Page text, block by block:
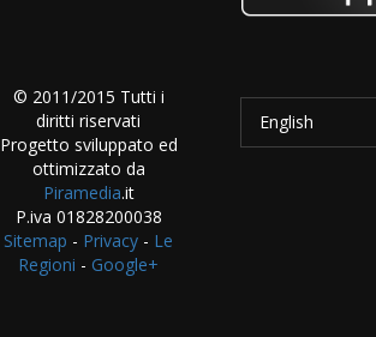
© 2011/2015 Tutti i
diritti riservati
Progetto sviluppato ed
ottimizzato da
Piramedia.it
P.iva 01828200038
Sitemap - Privacy - Le
Regioni - Google+
English